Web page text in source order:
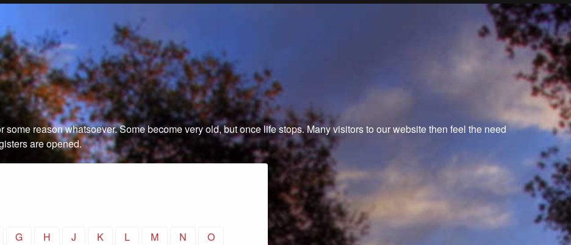
reason whatsoever. Some become very old, but once life stops. Many visitors to our website then feel the need
are opened.
G H J K L M N
O